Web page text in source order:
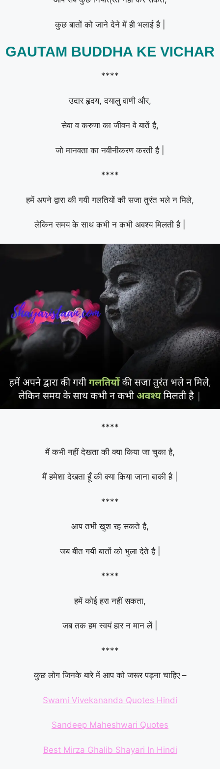
कुछ बातों को जाने देने में ही भलाई है |
GAUTAM BUDDHA KE VICHAR
****
उदार हृदय, दयालु वाणी और,
सेवा व करुणा का जीवन वे बातें है,
जो मानवता का नवीनीकरण करती है |
****
हमें अपने द्वारा की गयी गलतियों की सजा तुरंत भले न मिले,
लेकिन समय के साथ कभी न कभी अवश्य मिलती है |
****
मैं कभी नहीं देखता की क्या किया जा चुका है,
मैं हमेशा देखता हूँ की क्या किया जाना बाकी है |
****
आप तभी खुश रह सकते है,
जब बीत गयी बातों को भुला देते है |
****
हमें कोई हरा नहीं सकता,
जब तक हम स्वयं हार न मान लें |
****
कुछ लोग जिनके बारे में आप को जरूर पड़ना चाहिए –
Swami Vivekananda Quotes Hindi
Sandeep Maheshwari Quotes
Best Mirza Ghalib Shayari In Hindi